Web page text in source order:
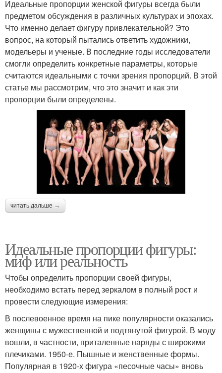
Идеальные пропорции женской фигуры всегда были
предметом обсуждения в различных культурах и эпохах.
Что именно делает фигуру привлекательной? Это
вопрос, на который пытались ответить художники,
модельеры и ученые. В последние годы исследователи
смогли определить конкретные параметры, которые
считаются идеальными с точки зрения пропорций. В этой
статье мы рассмотрим, что это значит и как эти
пропорции были определены.
читать дальше →
Идеальные пропорции фигуры:
миф или реальность
Чтобы определить пропорции своей фигуры,
необходимо встать перед зеркалом в полный рост и
провести следующие измерения:
В послевоенное время на пике популярности оказались
женщины с мужественной и подтянутой фигурой. В моду
вошли, в частности, приталенные наряды с широкими
плечиками. 1950-е. Пышные и женственные формы.
Популярная в 1920-х фигура «песочные часы» вновь